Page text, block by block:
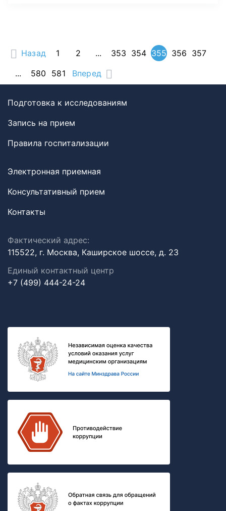
Назад 1 2 ... 353 354 355 356 357
...
580 581 Вперед
Подготовка к исследованиям
Запись на прием
Правила госпитализации
Электронная приемная
Консультативный прием
Контакты
Фактический адрес:
115522, г. Москва, Каширское шоссе, д. 23
Единый контактный центр
+7 (499) 444-24-24